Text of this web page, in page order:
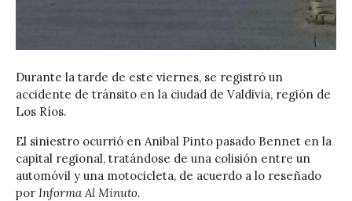
Durante la tarde de este viernes, se registró un
accidente de tránsito en la ciudad de Valdivia, región de
Los Ríos.
El siniestro ocurrió en Anibal Pinto pasado Bennet en la
capital regional, tratándose de una colisión entre un
automóvil y una motocicleta, de acuerdo a lo reseñado
por Informa Al Minuto.